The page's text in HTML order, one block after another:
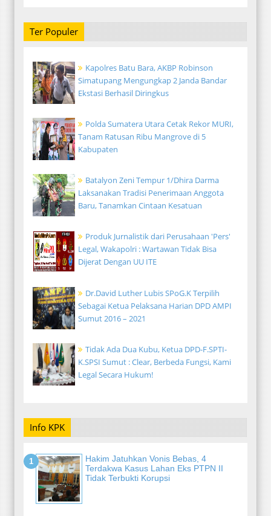
Ter Populer
Kapolres Batu Bara, AKBP Robinson
Simatupang Mengungkap 2 Janda Bandar
Ekstasi Berhasil Diringkus
Polda Sumatera Utara Cetak Rekor MURI,
Tanam Ratusan Ribu Mangrove di 5
Kabupaten
Batalyon Zeni Tempur 1/Dhira Darma
Laksanakan Tradisi Penerimaan Anggota
Baru, Tanamkan Cintaan Kesatuan
Produk Jurnalistik dari Perusahaan 'Pers'
Legal, Wakapolri : Wartawan Tidak Bisa
Dijerat Dengan UU ITE
Dr.David Luther Lubis SPoG.K Terpilih
Sebagai Ketua Pelaksana Harian DPD AMPI
Sumut 2016 – 2021
Tidak Ada Dua Kubu, Ketua DPD-F.SPTI-
K.SPSI Sumut : Clear, Berbeda Fungsi, Kami
Legal Secara Hukum!
Info KPK
Hakim Jatuhkan Vonis Bebas, 4
Terdakwa Kasus Lahan Eks PTPN II
Tidak Terbukti Korupsi